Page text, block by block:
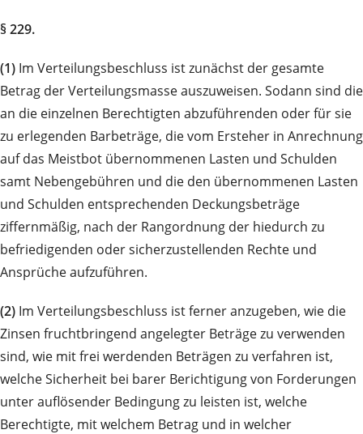
§ 229.
(1) Im Verteilungsbeschluss ist zunächst der gesamte
Betrag der Verteilungsmasse auszuweisen. Sodann sind die
an die einzelnen Berechtigten abzuführenden oder für sie
zu erlegenden Barbeträge, die vom Ersteher in Anrechnung
auf das Meistbot übernommenen Lasten und Schulden
samt Nebengebühren und die den übernommenen Lasten
und Schulden entsprechenden Deckungsbeträge
ziffernmäßig, nach der Rangordnung der hiedurch zu
befriedigenden oder sicherzustellenden Rechte und
Ansprüche aufzuführen.
(2) Im Verteilungsbeschluss ist ferner anzugeben, wie die
Zinsen fruchtbringend angelegter Beträge zu verwenden
sind, wie mit frei werdenden Beträgen zu verfahren ist,
welche Sicherheit bei barer Berichtigung von Forderungen
unter auflösender Bedingung zu leisten ist, welche
Berechtigte, mit welchem Betrag und in welcher